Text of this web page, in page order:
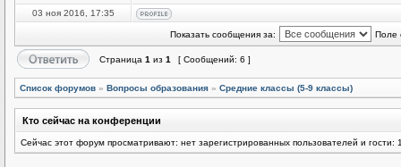
03 ноя 2016, 17:35
Показать сообщения за: Поле
Страница 1 из 1 [ Сообщений: 6 ]
Список форумов » Вопросы образования » Средние классы (5-9 классы)
Кто сейчас на конференции
Сейчас этот форум просматривают: нет зарегистрированных пользователей и гости: